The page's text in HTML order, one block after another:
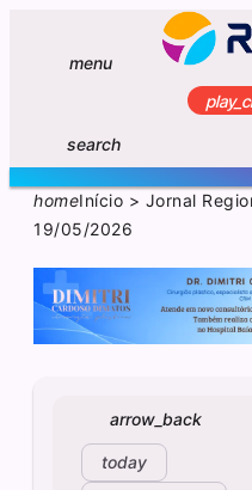
menu
search
homeInício > Jornal
19/05/2026
arrow_back
today